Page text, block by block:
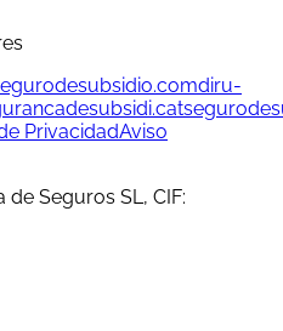
diru-
PrivacidadAviso
Seguros SL, CIF: